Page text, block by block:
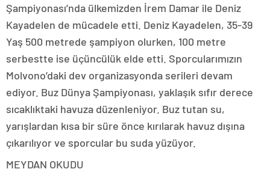
Şampiyonası’nda ülkemizden İrem Damar ile Deniz
Kayadelen de mücadele etti. Deniz Kayadelen, 35-39
Yaş 500 metrede şampiyon olurken, 100 metre
serbestte ise üçüncülük elde etti. Sporcularımızın
Molvono’daki dev organizasyonda serileri devam
ediyor. Buz Dünya Şampiyonası, yaklaşık sıfır derece
sıcaklıktaki havuza düzenleniyor. Buz tutan su,
yarışlardan kısa bir süre önce kırılarak havuz dışına
çıkarılıyor ve sporcular bu suda yüzüyor.
MEYDAN OKUDU